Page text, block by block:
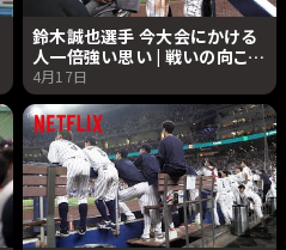
鈴木誠也選手 今大会にかける
人一倍強い思い | 戦いの向こう
侍たちの記録 2026 WORLD
BASEBALL CLASSIC |
Netflix Japan
4月17日